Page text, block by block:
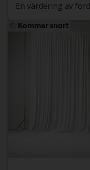
En värdering av
Kommer snart